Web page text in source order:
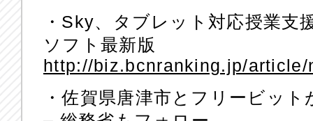
・Sky、タブレット対応授業支
ソフト最新版
http://biz.bcnranking.jp/
・佐賀県唐津市とフリービッ